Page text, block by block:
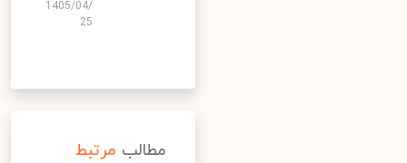
1405/04/
25
مطالب مرتبط